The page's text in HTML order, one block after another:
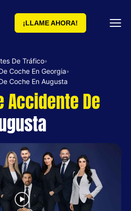
¡LLAME AHORA!
De Tráfico»
Coche En Georgia»
Coche En Augusta
Accidente De